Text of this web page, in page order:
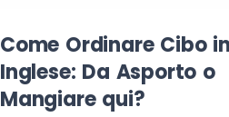
Come Ordinare Cibo in
Inglese: Da Asporto o
Mangiare qui?